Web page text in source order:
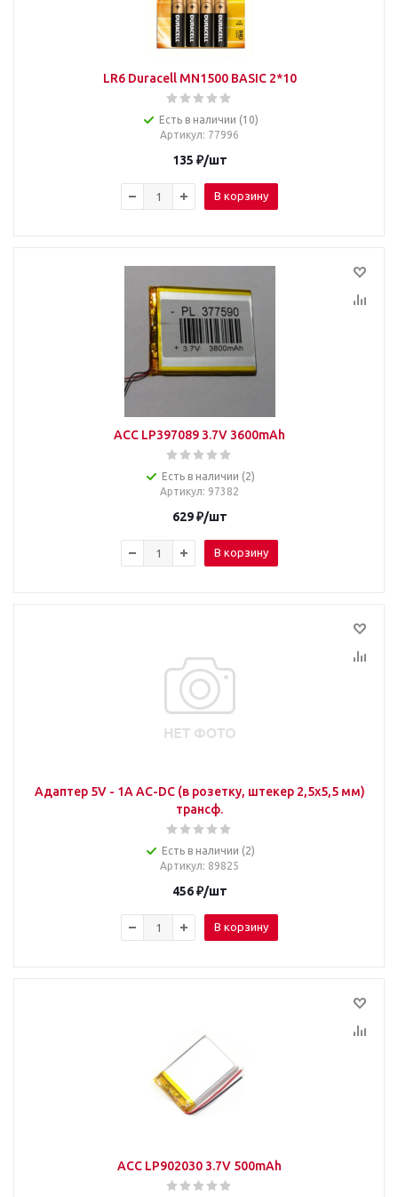
LR6 Duracell MN1500 BASIC 2*10
Есть в наличии (10)
Артикул: 77996
135 ₽/шт
В корзину
ACC LP397089 3.7V 3600mAh
Есть в наличии (2)
Артикул: 97382
629₽/шт
В корзину
Адаптер 5V - 1A AC-DC (в розетку, штекер 2,5х5,5 мм)
трансф.
Есть в наличии (2)
Артикул: 89825
456₽/шт
В корзину
ACC LP902030 3.7V 500mAh